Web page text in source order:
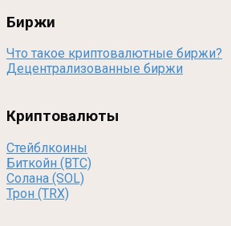
Биржи
Что такое криптовалютные биржи?
Децентрализованные биржи
Криптовалюты
Стейблкоины
Биткойн (BTC)
Солана (SOL)
Трон (TRX)